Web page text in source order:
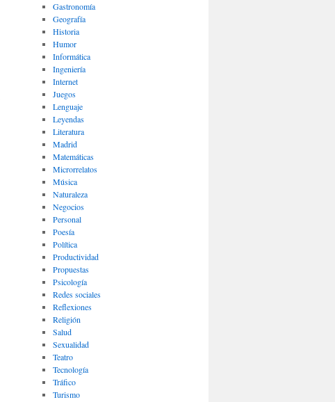
Gastronomía
Geografía
Historia
Humor
Informática
Ingeniería
Internet
Juegos
Lenguaje
Leyendas
Literatura
Madrid
Matemáticas
Microrrelatos
Música
Naturaleza
Negocios
Personal
Poesía
Política
Productividad
Propuestas
Psicología
Redes sociales
Reflexiones
Religión
Salud
Sexualidad
Teatro
Tecnología
Tráfico
Turismo